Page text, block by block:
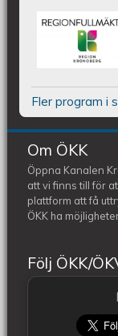
april 2025
Fler program i
Om ÖKK
Öppna Kanalen
att vi finns till för
plattform att få
ÖKK ha
Följ ÖKK/